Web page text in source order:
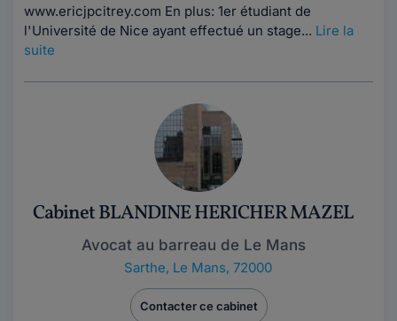
www.ericjpcitrey.com En plus: 1er étudiant de
l'Université de Nice ayant effectué un stage... Lire la
suite
Cabinet BLANDINE HERICHER MAZEL
Avocat au barreau de Le Mans
Sarthe, Le Mans, 72000
Contacter ce cabinet